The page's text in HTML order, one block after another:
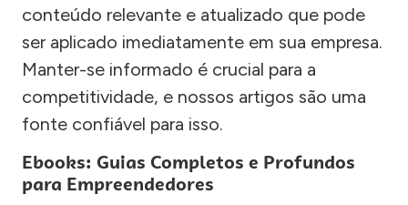
conteúdo relevante e atualizado que pode
ser aplicado imediatamente em sua empresa.
Manter-se informado é crucial para a
competitividade, e nossos artigos são uma
fonte confiável para isso.
Ebooks: Guias Completos e Profundos
para Empreendedores